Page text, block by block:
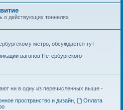
о действующих тоннелях
метро, обсуждается тут
вагонов Петербургского
ни в одну из перечисленных выше -
пространство и дизайн,
Оплата